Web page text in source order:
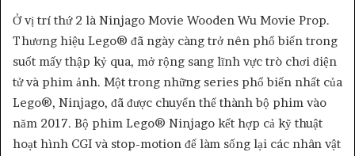
Ở vị trí thứ 2 là Ninjago Movie Wooden Wu Movie Prop.
Thương hiệu Lego® đã ngày càng trở nên phổ biến trong
suốt mấy thập kỷ qua, mở rộng sang lĩnh vực trò chơi điện
tử và phim ảnh. Một trong những series phổ biến nhất của
Lego®, Ninjago, đã được chuyển thể thành bộ phim vào
năm 2017. Bộ phim Lego® Ninjago kết hợp cả kỹ thuật
hoạt hình CGI và stop-motion để làm sống lại các nhân vật